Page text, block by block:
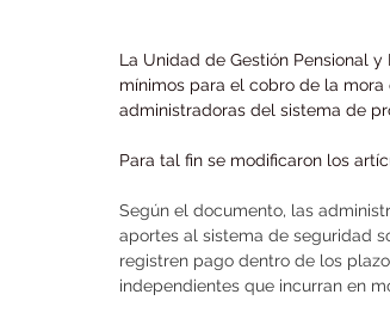
La Unidad de Gestión Pensional
mínimos para el cobro de la
administradoras del sistema de
Para tal fin se modificaron los
Según el documento, las
aportes al sistema de seguridad
registren pago dentro de los
independientes que incurran en